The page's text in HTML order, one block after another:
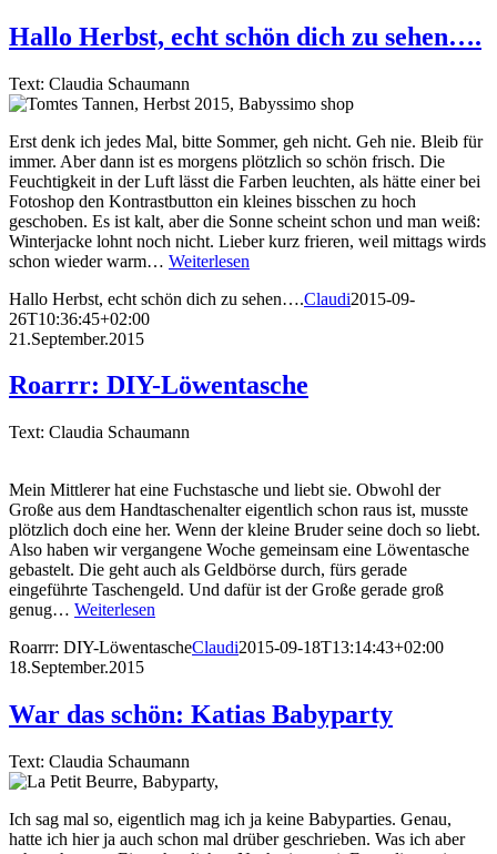
Hallo Herbst, echt schön dich zu sehen….
Text: Claudia Schaumann
Erst denk ich jedes Mal, bitte Sommer, geh nicht. Geh nie. Bleib für
immer. Aber dann ist es morgens plötzlich so schön frisch. Die
Feuchtigkeit in der Luft lässt die Farben leuchten, als hätte einer bei
Fotoshop den Kontrastbutton ein kleines bisschen zu hoch
geschoben. Es ist kalt, aber die Sonne scheint schon und man weiß:
Winterjacke lohnt noch nicht. Lieber kurz frieren, weil mittags wirds
schon wieder warm… Weiterlesen
Hallo Herbst, echt schön dich zu sehen….Claudi2015-09-
26T10:36:45+02:00
21.September.2015
Roarrr: DIY-Löwentasche
Text: Claudia Schaumann
Mein Mittlerer hat eine Fuchstasche und liebt sie. Obwohl der
Große aus dem Handtaschenalter eigentlich schon raus ist, musste
plötzlich doch eine her. Wenn der kleine Bruder seine doch so liebt.
Also haben wir vergangene Woche gemeinsam eine Löwentasche
gebastelt. Die geht auch als Geldbörse durch, fürs gerade
eingeführte Taschengeld. Und dafür ist der Große gerade groß
genug… Weiterlesen
Roarrr: DIY-LöwentascheClaudi2015-09-18T13:14:43+02:00
18.September.2015
War das schön: Katias Babyparty
Text: Claudia Schaumann
Ich sag mal so, eigentlich mag ich ja keine Babyparties. Genau,
hatte ich hier ja auch schon mal drüber geschrieben. Was ich aber